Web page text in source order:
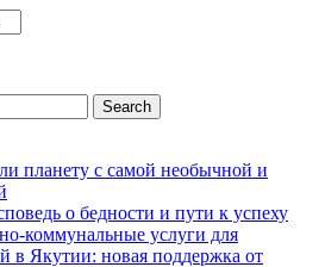
планету с самой необычной и
о бедности и пути к успеху
коммунальные услуги для
в Якутии: новая поддержка от